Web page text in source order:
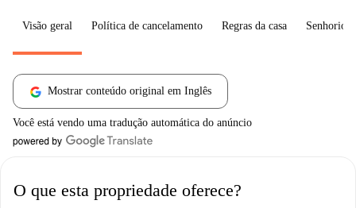
Visão geral Política de cancelamento Regras da casa Senhorio
Mostrar conteúdo original em Inglês
Você está vendo uma tradução automática do anúncio
O que esta propriedade oferece?